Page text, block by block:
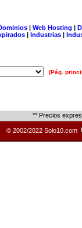
| Web Hosting |
| Industrias |
[Pág.
** Precios
© 2002/2022 Solo10.com